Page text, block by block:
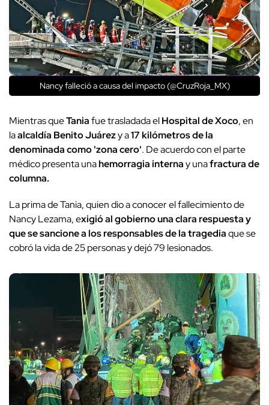
Nancy falleció a causa del impacto (@CruzRoja_MX)
Mientras queTaniafue trasladada elHospital de Xoco, en
laalcaldía Benito Juárezy a17 kilómetros de la
denominada como 'zona cero'. De acuerdo con el parte
médico presenta unahemorragia internay unafractura de
columna.
La prima de Tania, quien dio a conocer el fallecimiento de
Nancy Lezama, exigió al gobierno una clara respuesta y
que se sancione a los responsables de la tragediaque se
cobró la vida de 25 personas y dejó 79 lesionados.